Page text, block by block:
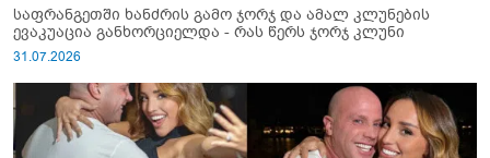
საფრანგეთში ხანძრის გამო ჯორჯ და ამალ კლუნების
ევაკუაცია განხორციელდა - რას წერს ჯორჯ კლუნი
31.07.2026